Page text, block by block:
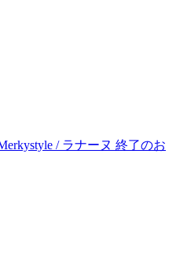
/ ラナーヌ 終了のお